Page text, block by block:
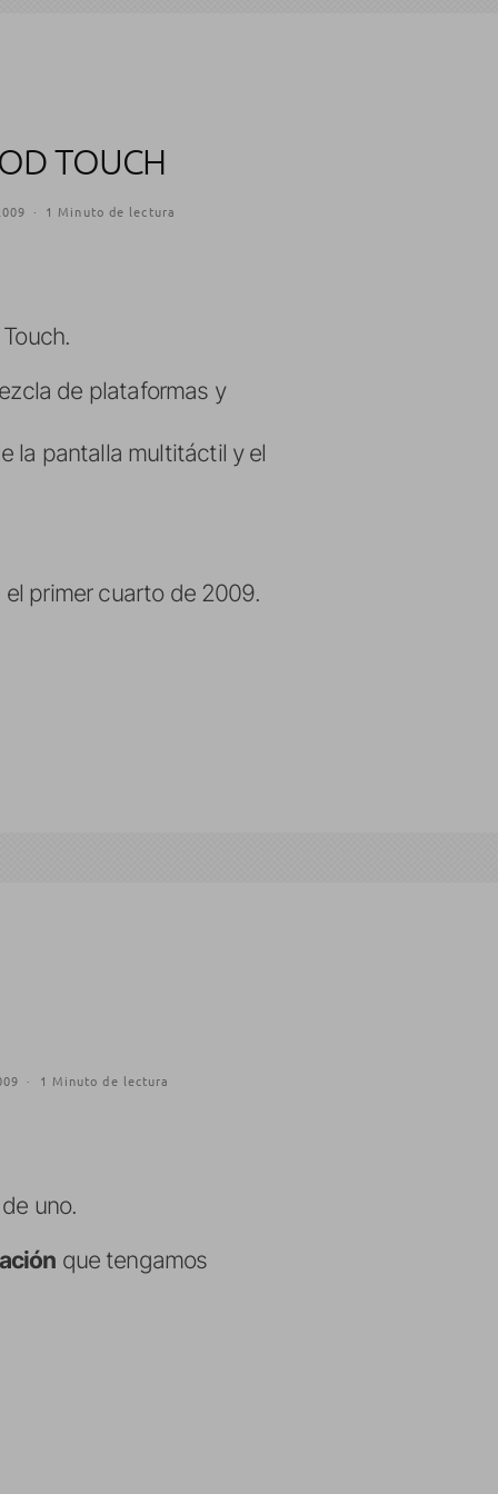
TOUCH
· 1 Minuto de lectura
de plataformas y
la pantalla multitáctil y el
primer cuarto de 2009.
· 1 Minuto de lectura
uno.
que tengamos